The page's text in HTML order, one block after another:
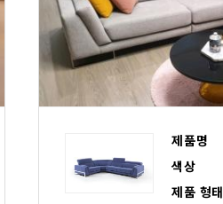
제품명
색상
제품 형태